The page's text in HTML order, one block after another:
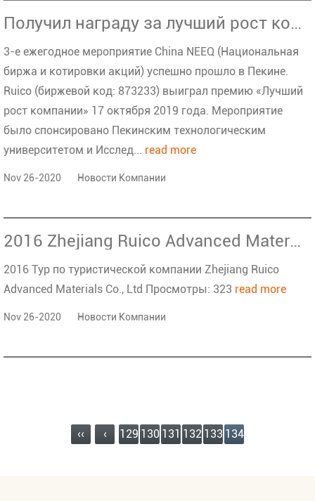
Получил награду за лучший рост компании на 3-м китайском NEEQ в 2019 г.
3-е ежегодное мероприятие China NEEQ (Национальная
биржа и котировки акций) успешно прошло в Пекине.
Ruico (биржевой код: 873233) выиграл премию «Лучший
рост компании» 17 октября 2019 года. Мероприятие
было спонсировано Пекинским технологическим
университетом и Исслед... read more
Nov 26-2020 Новости Компании
2016 Zhejiang Ruico Advanced Materials Co., Ltd Туризм
2016 Тур по туристической компании Zhejiang Ruico
Advanced Materials Co., Ltd Просмотры: 323 read more
Nov 26-2020 Новости Компании
‹‹ ‹ 129 130 131 132 133 134